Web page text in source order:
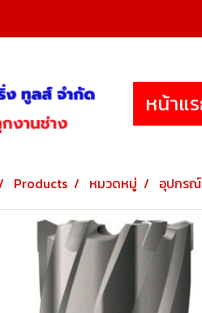
หน้าแ
Products หมวดหมู่ อุปกรณ์